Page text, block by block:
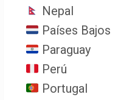
Nepal
Países Bajos
Paraguay
Perú
Portugal